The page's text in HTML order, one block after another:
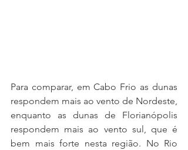
Para comparar, em Cabo Frio as dunas
respondem mais ao vento de Nordeste,
enquanto as dunas de Florianópolis
respondem mais ao vento sul, que é
bem mais forte nesta região. No Rio